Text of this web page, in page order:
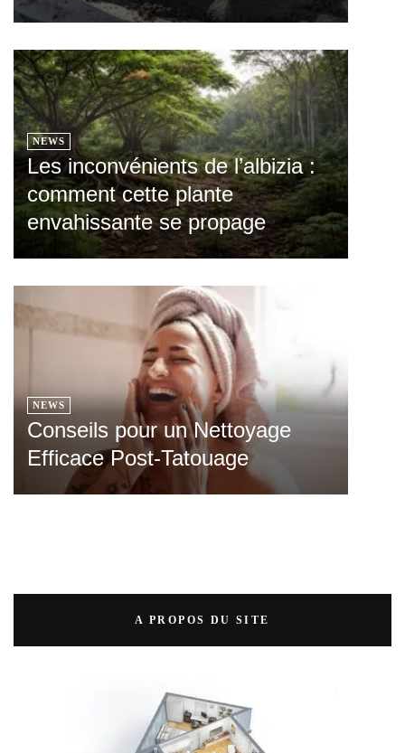
NEWS
Les inconvénients de l’albizia :
comment cette plante
envahissante se propage
NEWS
Conseils pour un Nettoyage
Efficace Post-Tatouage
A PROPOS DU SITE